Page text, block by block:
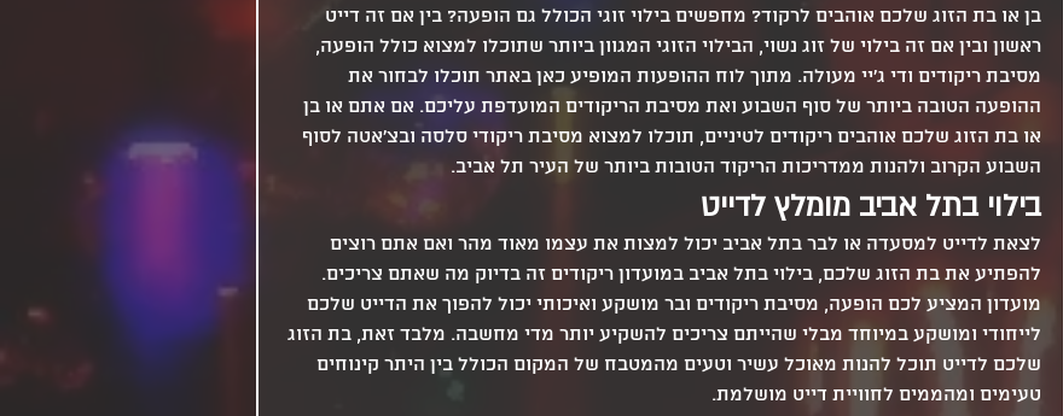
בן או בת הזוג שלכם אוהבים לרקוד? מחפשים בילוי זוגי הכולל גם הופעה? בין אם זה דייט
ראשון ובין אם זה בילוי של זוג נשוי, הבילוי הזוגי המגוון ביותר שתוכלו למצוא כולל הופעה,
מסיבת ריקודים ודי ג'יי מעולה. מתוך לוח ההופעות המופיע כאן באתר תוכלו לבחור את
ההופעה הטובה ביותר של סוף השבוע ואת מסיבת הריקודים המועדפת עליכם. אם אתם או בן
או בת הזוג שלכם אוהבים ריקודים לטיניים, תוכלו למצוא מסיבת ריקודי סלסה ובצ'אטה לסוף
השבוע הקרוב ולהנות ממדריכות הריקוד הטובות ביותר של העיר תל אביב.
בילוי בתל אביב מומלץ לדייט
לצאת לדייט למסעדה או לבר בתל אביב יכול למצות את עצמו מאוד מהר ואם אתם רוצים
להפתיע את בת הזוג שלכם, בילוי בתל אביב במועדון ריקודים זה בדיוק מה שאתם צריכים.
מועדון המציע לכם הופעה, מסיבת ריקודים ובר מושקע ואיכותי יכול להפוך את הדייט שלכם
לייחודי ומושקע במיוחד מבלי שהייתם צריכים להשקיע יותר מדי מחשבה. מלבד זאת, בת הזוג
שלכם לדייט תוכל להנות מאוכל עשיר וטעים מהמטבח של המקום הכולל בין היתר קינוחים
טעימים ומהממים לחוויית דייט מושלמת.